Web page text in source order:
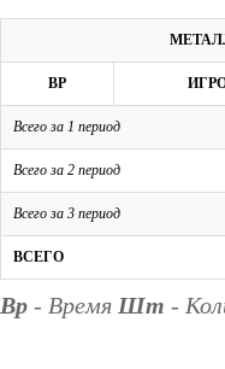
ВР
Всего за 1 период
Всего за 2 период
Всего за 3 период
ВСЕГО
Вр - Время Шт -